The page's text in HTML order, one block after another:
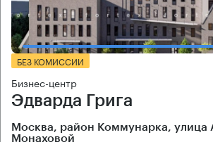
БЕЗ КОМИССИИ
Бизнес-центр
Эдварда Грига
Москва, район Коммунарка, улица
Монаховой